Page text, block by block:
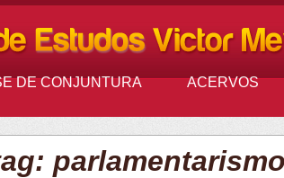
DE CONJUNTURA ACERVOS
parlamentarismo